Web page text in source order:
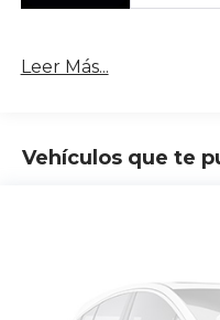
Leer Más...
Vehículos que te